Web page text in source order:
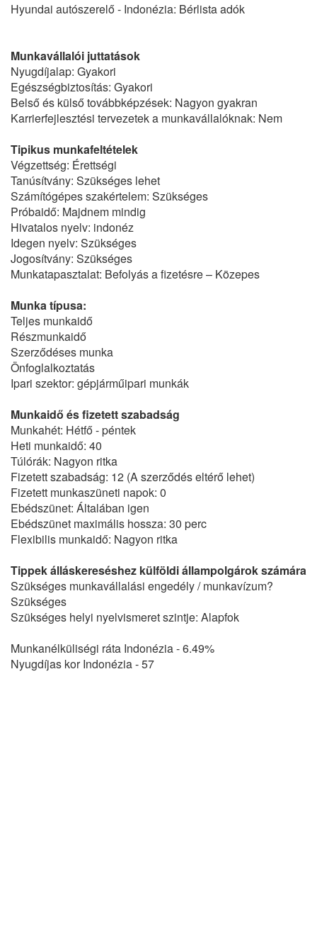
Hyundai autószerelő - Indonézia: Bérlista adók
Munkavállalói juttatások
Nyugdíjalap: Gyakori
Egészségbiztosítás: Gyakori
Belső és külső továbbképzések: Nagyon gyakran
Karrierfejlesztési tervezetek a munkavállalóknak: Nem
Tipikus munkafeltételek
Végzettség: Érettségi
Tanúsítvány: Szükséges lehet
Számítógépes szakértelem: Szükséges
Próbaidő: Majdnem mindig
Hivatalos nyelv: indonéz
Idegen nyelv: Szükséges
Jogosítvány: Szükséges
Munkatapasztalat: Befolyás a fizetésre – Közepes
Munka típusa:
Teljes munkaidő
Részmunkaidő
Szerződéses munka
Önfoglalkoztatás
Ipari szektor: gépjárműipari munkák
Munkaidő és fizetett szabadság
Munkahét: Hétfő - péntek
Heti munkaidő: 40
Túlórák: Nagyon ritka
Fizetett szabadság: 12 (A szerződés eltérő lehet)
Fizetett munkaszüneti napok: 0
Ebédszünet: Általában igen
Ebédszünet maximális hossza: 30 perc
Flexibilis munkaidő: Nagyon ritka
Tippek álláskereséshez külföldi állampolgárok számára
Szükséges munkavállalási engedély / munkavízum?
Szükséges
Szükséges helyi nyelvismeret szintje: Alapfok
Munkanélküliségi ráta Indonézia - 6.49%
Nyugdíjas kor Indonézia - 57